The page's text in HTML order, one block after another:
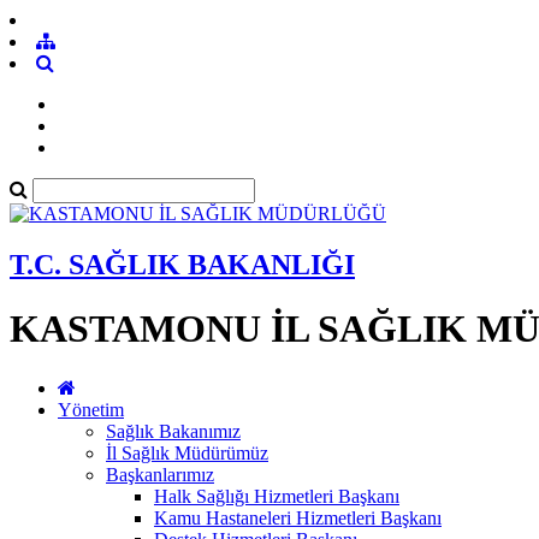
T.C. SAĞLIK BAKANLIĞI
KASTAMONU İL SAĞLIK
Yönetim
Sağlık Bakanımız
İl Sağlık Müdürümüz
Başkanlarımız
Halk Sağlığı Hizmetleri Başkanı
Kamu Hastaneleri Hizmetleri Başkanı